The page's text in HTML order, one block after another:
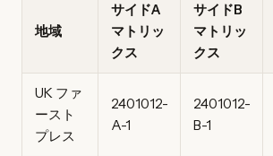
地域
サイドA
マトリッ
クス
サイドB
マトリッ
クス
UK ファ
ースト
プレス
2401012-
A-1
2401012-
B-1